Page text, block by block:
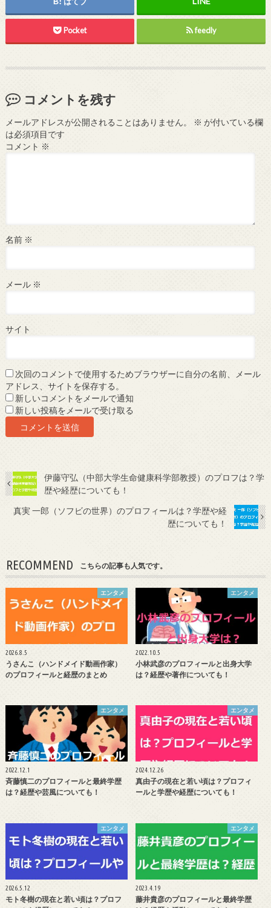
Pocket feedly
コメントを残す
メールアドレスが公開されることはありません。 ※ が付いている欄
は必須項目です
コメント ※
名前 ※
メール ※
サイト
次回のコメントで使用するためブラウザーに自分の名前、メール
アドレス、サイトを保存する。
新しいコメントをメールで通知
新しい投稿をメールで受け取る
伊藤守弘（中部大学生命健康科学部教授）のプロフは？学
歴や経歴についても！
真実 一郎（ソフビの世界）のプロフィールは？学歴や経
歴についても！
RECOMMEND こちらの記事も人気です。
エンタメ
2026.8.5
うさんこ（ハンドメイド動画作家）
のプロフィールと経歴のまとめ
エンタメ
2022.10.5
小林武彦のプロフィールと出身大学
は？経歴や著作についても！
エンタメ
2022.12.1
斉藤慎二のプロフィールと最終学歴
は？経歴や芸風についても！
エンタメ
2024.12.26
真由子の現在と若い頃は？プロフィ
ールと学歴や経歴についても！
エンタメ
2026.5.12
モト冬樹の現在と若い頃は？プロフ
エンタメ
2023.4.19
藤井貴彦のプロフィールと最終学歴